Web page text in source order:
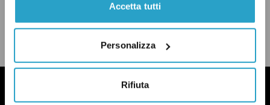
Accetta tutti
Personalizza
Rifiuta
LEGGI LA NOSTRA POLITICA DELLE CORREZIONI